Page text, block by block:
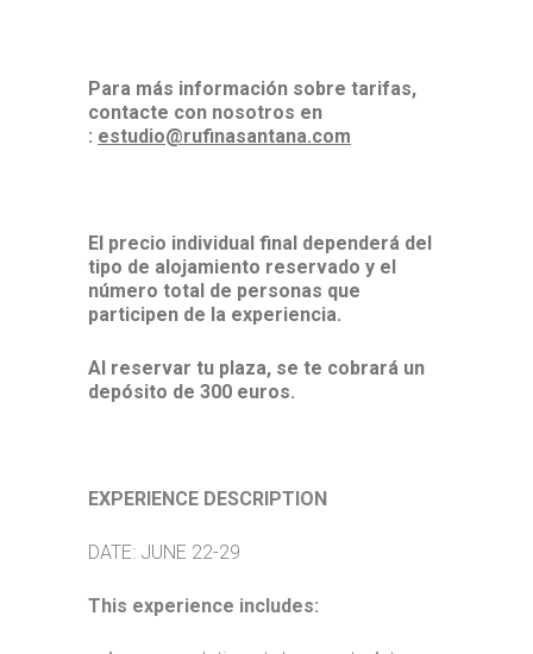
Para más información sobre tarifas,
contacte con nosotros en
: estudio@rufinasantana.com
El precio individual final dependerá del
tipo de alojamiento reservado y el
número total de personas que
participen de la experiencia.
Al reservar tu plaza, se te cobrará un
depósito de 300 euros.
EXPERIENCE DESCRIPTION
DATE: JUNE 22-29
This experience includes: